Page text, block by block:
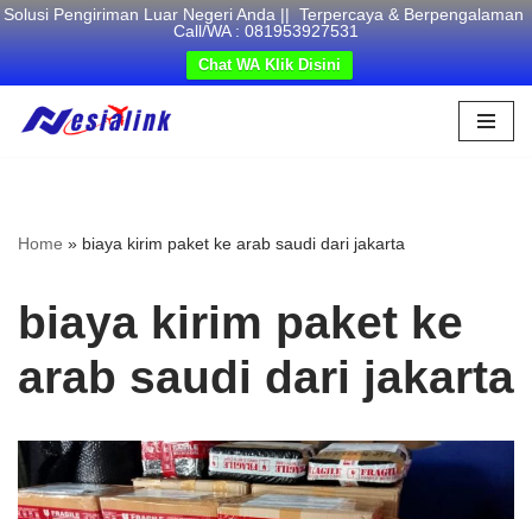
Solusi Pengiriman Luar Negeri Anda || Terpercaya & Berpengalaman
Call/WA : 081953927531
Chat WA Klik Disini
Home » biaya kirim paket ke arab saudi dari jakarta
biaya kirim paket ke
arab saudi dari jakarta